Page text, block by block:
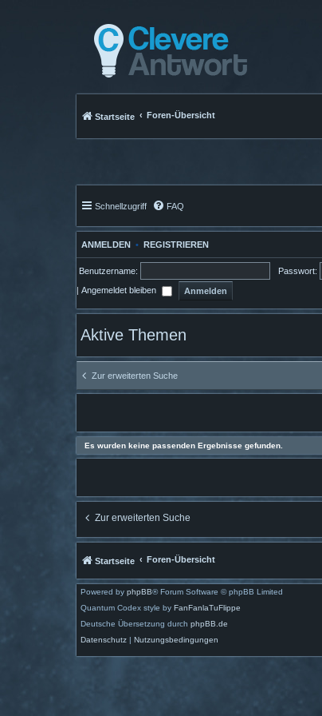
Startseite Foren-Übersicht
Schnellzugriff FAQ
ANMELDEN • REGISTRIEREN
Benutzername: Passwort:
Angemeldet bleiben
Aktive Themen
Zur erweiterten Suche
Es wurden keine passenden Ergebnisse gefunden.
Zur erweiterten Suche
Startseite Foren-Übersicht
Powered by phpBB® Forum Software © phpBB Limited
Quantum Codex style by FanFanlaTuFlippe
Deutsche Übersetzung durch phpBB.de
Datenschutz | Nutzungsbedingungen